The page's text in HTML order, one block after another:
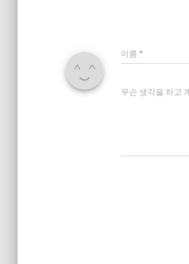
이름 *
무슨 생각을 하고